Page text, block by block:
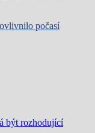
počasí
být rozhodující